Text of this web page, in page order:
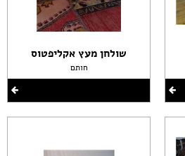
שולחן מעץ אקליפטוס
חותם